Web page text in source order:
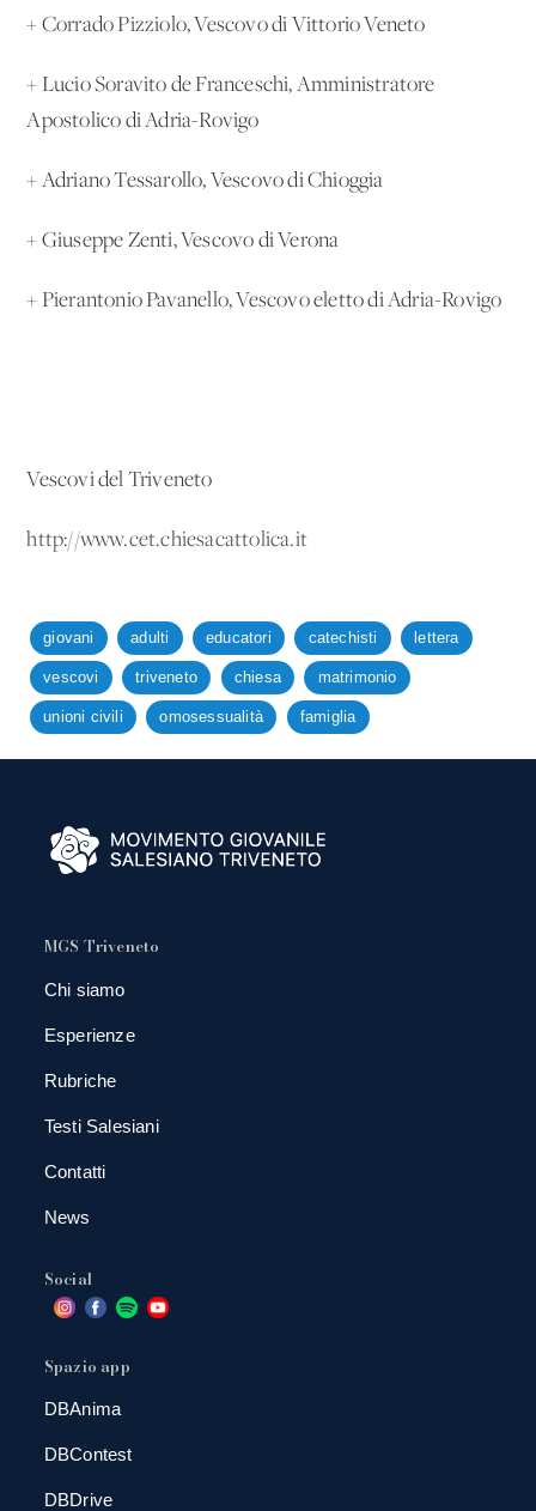
+ Corrado Pizziolo, Vescovo di Vittorio Veneto
+ Lucio Soravito de Franceschi, Amministratore
Apostolico di Adria-Rovigo
+ Adriano Tessarollo, Vescovo di Chioggia
+ Giuseppe Zenti, Vescovo di Verona
+ Pierantonio Pavanello, Vescovo eletto di Adria-Rovigo
Vescovi del Triveneto
http://www.cet.chiesacattolica.it
giovani adulti educatori catechisti lettera
vescovi triveneto chiesa matrimonio
unioni civili omosessualità famiglia
MGS Triveneto
Chi siamo
Esperienze
Rubriche
Testi Salesiani
Contatti
News
Social
Spazio app
DBAnima
DBContest
DBDrive